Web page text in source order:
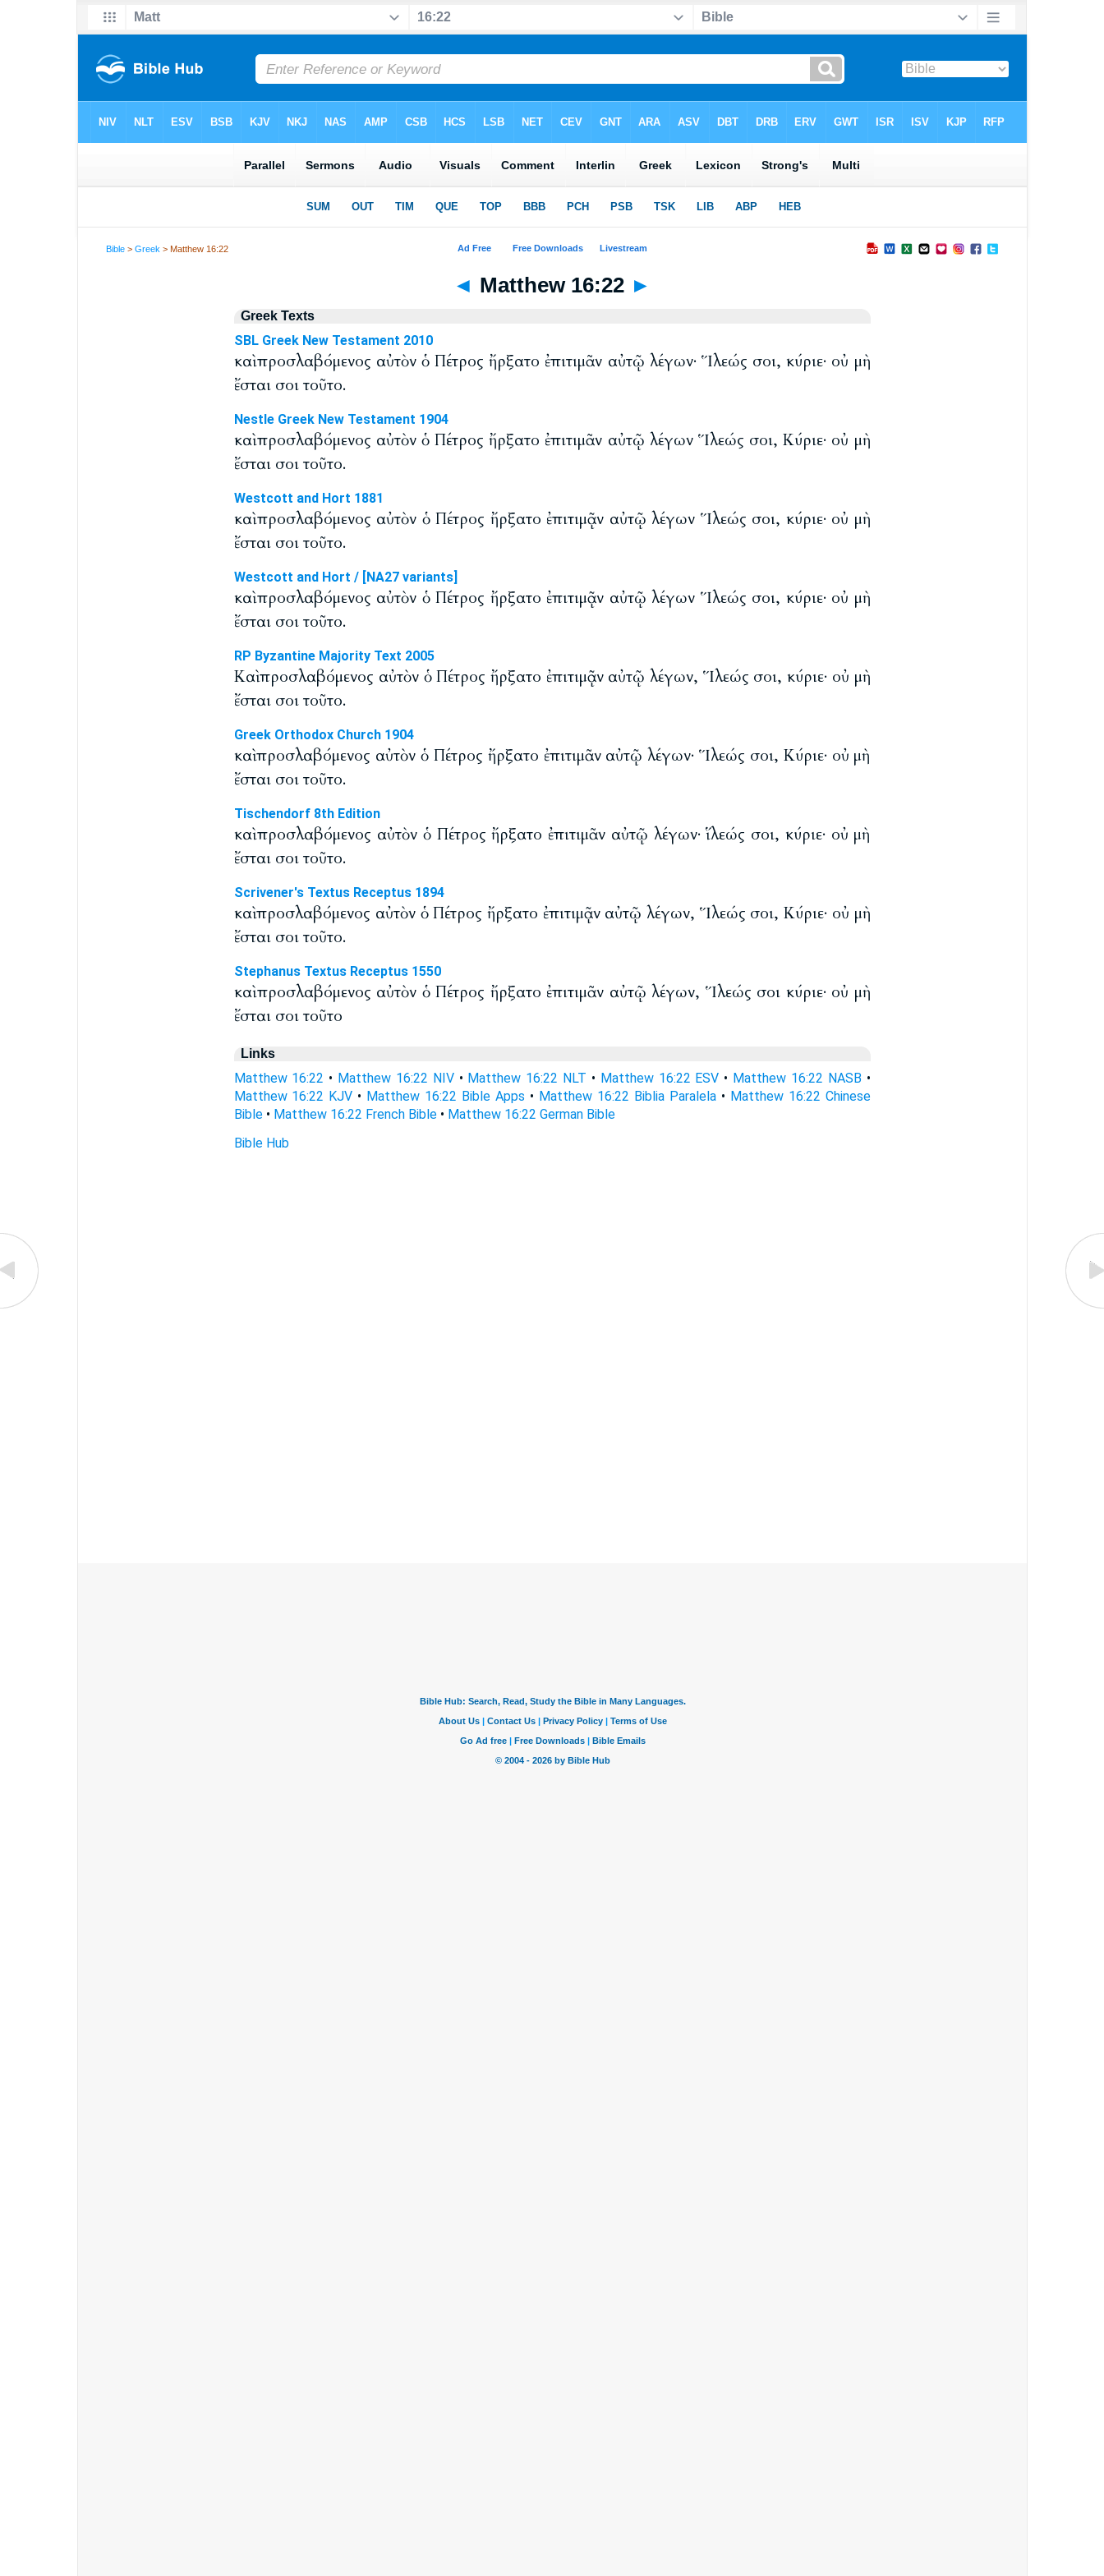
Bible >Greek > Matthew 16:22
◄ Matthew 16:22 ►
Greek Texts
SBL Greek New Testament 2010
καὶ προσλαβόμενος αὐτὸν ὁ Πέτρος ἤρξατο ἐπιτιμᾶν αὐτῷ λέγων· Ἵλεώς σοι, κύριε· οὐ μὴ
ἔσται σοι τοῦτο.
Nestle Greek New Testament 1904
καὶ προσλαβόμενος αὐτὸν ὁ Πέτρος ἤρξατο ἐπιτιμᾶν αὐτῷ λέγων Ἵλεώς σοι, Κύριε· οὐ μὴ
ἔσται σοι τοῦτο.
Westcott and Hort 1881
καὶ προσλαβόμενος αὐτὸν ὁ Πέτρος ἤρξατο ἐπιτιμᾷν αὐτῷ λέγων Ἵλεώς σοι, κύριε· οὐ μὴ
ἔσται σοι τοῦτο.
Westcott and Hort / [NA27 variants]
καὶ προσλαβόμενος αὐτὸν ὁ Πέτρος ἤρξατο ἐπιτιμᾷν αὐτῷ λέγων Ἵλεώς σοι, κύριε· οὐ μὴ
ἔσται σοι τοῦτο.
RP Byzantine Majority Text 2005
Καὶ προσλαβόμενος αὐτὸν ὁ Πέτρος ἤρξατο ἐπιτιμᾷν αὐτῷ λέγων, Ἵλεώς σοι, κύριε· οὐ μὴ
ἔσται σοι τοῦτο.
Greek Orthodox Church 1904
καὶ προσλαβόμενος αὐτὸν ὁ Πέτρος ἤρξατο ἐπιτιμᾶν αὐτῷ λέγων· Ἵλεώς σοι, Κύριε· οὐ μὴ
ἔσται σοι τοῦτο.
Tischendorf 8th Edition
καὶ προσλαβόμενος αὐτὸν ὁ Πέτρος ἤρξατο ἐπιτιμᾶν αὐτῷ λέγων· ἵλεώς σοι, κύριε· οὐ μὴ
ἔσται σοι τοῦτο.
Scrivener's Textus Receptus 1894
καὶ προσλαβόμενος αὐτὸν ὁ Πέτρος ἤρξατο ἐπιτιμᾷν αὐτῷ λέγων, Ἵλεώς σοι, Κύριε· οὐ μὴ
ἔσται σοι τοῦτο.
Stephanus Textus Receptus 1550
καὶ προσλαβόμενος αὐτὸν ὁ Πέτρος ἤρξατο ἐπιτιμᾶν αὐτῷ λέγων, Ἵλεώς σοι κύριε· οὐ μὴ
ἔσται σοι τοῦτο
Links
Matthew 16:22 • Matthew 16:22 NIV• Matthew 16:22 NLT • Matthew 16:22 ESV • Matthew 16:22 NASB •
Matthew 16:22 KJV • Matthew 16:22 Bible Apps • Matthew 16:22 Biblia Paralela• Matthew 16:22 Chinese
Bible• Matthew 16:22 French Bible• Matthew 16:22 German Bible
Bible Hub